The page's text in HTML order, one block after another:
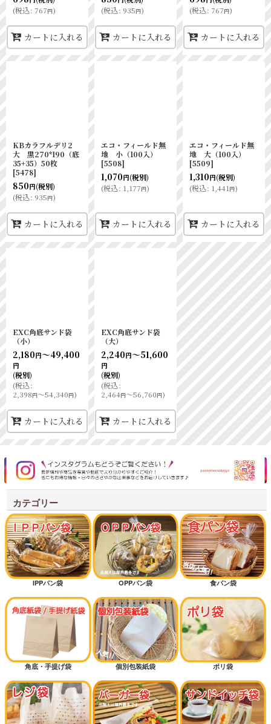
(税込: 767円)
カートに入れる
(税込: 935円)
カートに入れる
(税込: 767円)
カートに入れる
KBカラフルデリ2
大 黒270*190（底
35+35）50枚
[5478]
850円(税別)
(税込: 935円)
カートに入れる
エコ・フィールド無
地 小（100入）
[5508]
1,070円(税別)
(税込: 1,177円)
カートに入れる
エコ・フィールド無
地 大（100入）
[5509]
1,310円(税別)
(税込: 1,441円)
カートに入れる
EXC角底サンド袋
（小）
2,180円～49,400
円
(税別)
(税込:
2,398円～54,340円)
カートに入れる
EXC角底サンド袋
（大）
2,240円～51,600
円
(税別)
(税込:
2,464円～56,760円)
カートに入れる
カテゴリー
IPPパン袋 OPPパン袋 食パン袋
角底・手提げ袋 個別包装紙袋 ポリ袋